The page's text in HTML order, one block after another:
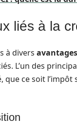
liés à la
à divers
L’un des
ce soit l’impôt